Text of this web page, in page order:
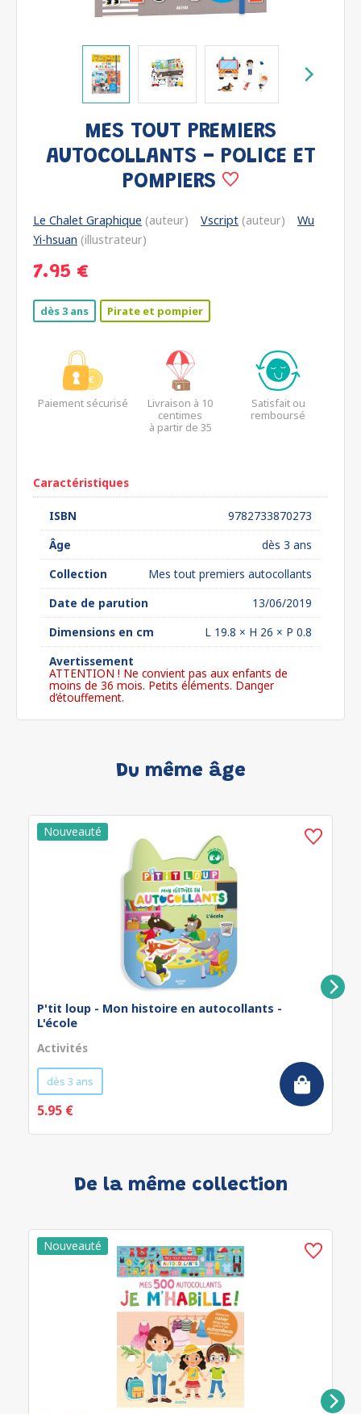
MES TOUT PREMIERS
AUTOCOLLANTS - POLICE ET
POMPIERS
Le Chalet Graphique (auteur) Vscript (auteur)
Wu
Yi-hsuan (illustrateur)
7.95 €
dès 3 ans Pirate et pompier
Paiement sécurisé
Livraison à 10
centimes
à partir de 35
Satisfait ou
remboursé
Caractéristiques
ISBN
9782733870273
Âge
dès 3 ans
Collection
Mes tout premiers autocollants
Date de parution
13/06/2019
Dimensions en cm
L 19.8 × H 26 × P 0.8
Avertissement
ATTENTION ! Ne convient pas aux enfants de
moins de 36 mois. Petits éléments. Danger
d’étouffement.
Du même âge
P'tit loup - Mon histoire en autocollants -
L'école
Activités
dès 3 ans
5.95 €
De la même collection